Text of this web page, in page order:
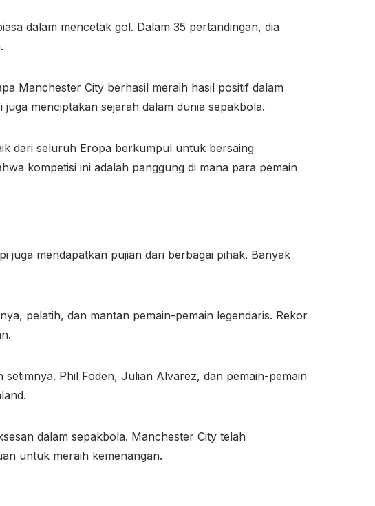
dalam mencetak gol. Dalam 35 pertandingan, dia
Manchester City berhasil meraih hasil positif dalam
menciptakan sejarah dalam dunia sepakbola.
dari seluruh Eropa berkumpul untuk bersaing
kompetisi ini adalah panggung di mana para pemain
juga mendapatkan pujian dari berbagai pihak. Banyak
pelatih, dan mantan pemain-pemain legendaris. Rekor
Phil Foden, Julian Alvarez, dan pemain-pemain
dalam sepakbola. Manchester City telah
untuk meraih kemenangan.